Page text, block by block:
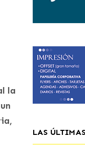
la
LAS